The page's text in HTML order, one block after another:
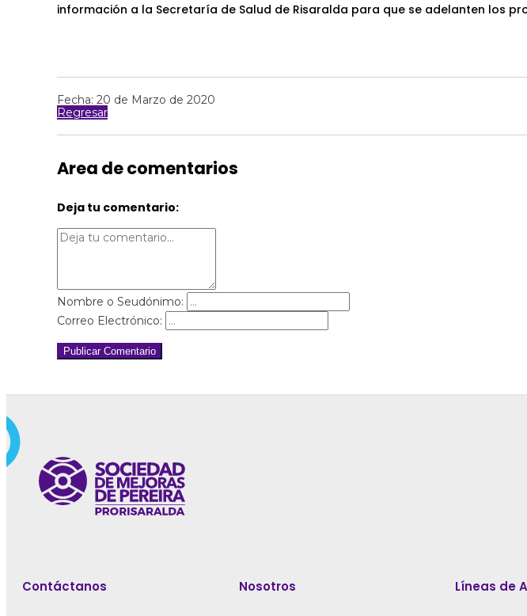
información a la Secretaría de Salud de Risaralda para que se adelanten los
Fecha: 20 de Marzo de 2020
Regresar
Area de comentarios
Deja tu comentario:
Nombre o Seudónimo:
Correo Electrónico:
Publicar Comentario
Contáctanos Nosotros Líneas de